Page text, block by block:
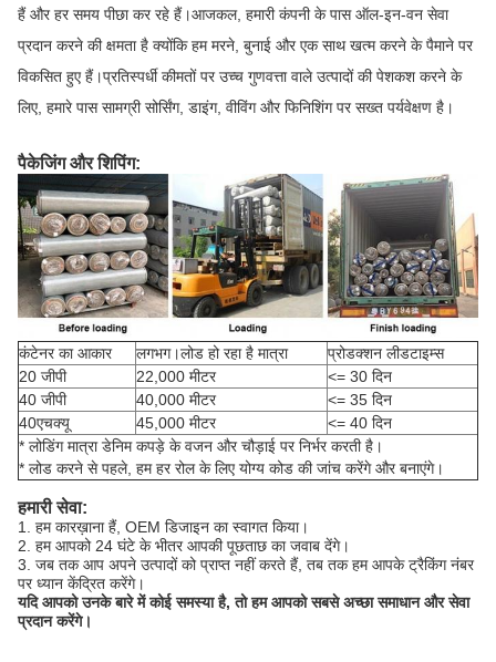
हैं और हर समय पीछा कर रहे हैं।आजकल, हमारी कंपनी के पास ऑल-इन-वन सेवा
प्रदान करने की क्षमता है क्योंकि हम मरने, बुनाई और एक साथ खत्म करने के पैमाने पर
विकसित हुए हैं।प्रतिस्पर्धी कीमतों पर उच्च गुणवत्ता वाले उत्पादों की पेशकश करने के
लिए, हमारे पास सामग्री सोर्सिंग, डाइंग, वीविंग और फिनिशिंग पर सख्त पर्यवेक्षण है।
पैकेजिंग और शिपिंग:
कंटेनर का आकार लगभग।लोड हो रहा है मात्रा
प्रोडक्शन लीडटाइम्स
20 जीपी
22,000 मीटर
<= 30 दिन
40 जीपी
40,000 मीटर
<= 35 दिन
40एचक्यू
45,000 मीटर
<= 40 दिन
* लोडिंग मात्रा डेनिम कपड़े के वजन और चौड़ाई पर निर्भर करती है।
* लोड करने से पहले, हम हर रोल के लिए योग्य कोड की जांच करेंगे और बनाएंगे।
हमारी सेवा:
1. हम कारख़ाना हैं, OEM डिजाइन का स्वागत किया।
2. हम आपको 24 घंटे के भीतर आपकी पूछताछ का जवाब देंगे।
3. जब तक आप अपने उत्पादों को प्राप्त नहीं करते हैं, तब तक हम आपके ट्रैकिंग नंबर
पर ध्यान केंद्रित करेंगे।
यदि आपको उनके बारे में कोई समस्या है, तो हम आपको सबसे अच्छा समाधान और सेवा
प्रदान करेंगे।